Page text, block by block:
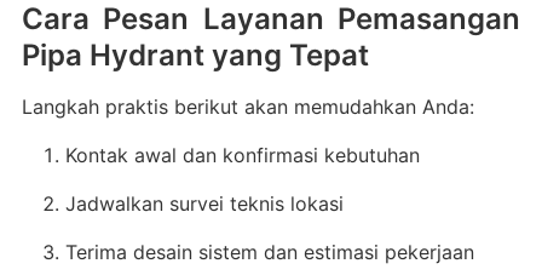
Cara Pesan Layanan Pemasangan
Pipa Hydrant yang Tepat
Langkah praktis berikut akan memudahkan Anda:
Kontak awal dan konfirmasi kebutuhan
Jadwalkan survei teknis lokasi
Terima desain sistem dan estimasi pekerjaan